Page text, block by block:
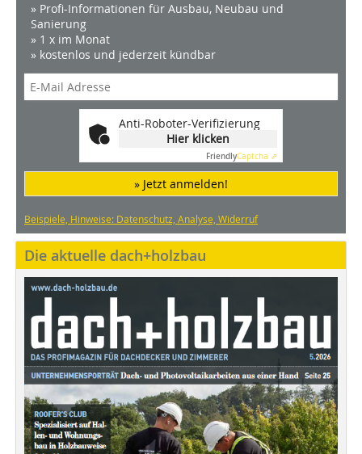
» Profi-Informationen für Ausbau, Neubau und
Sanierung
» 1 x im Monat
» kostenlos und jederzeit kündbar
Anti-Roboter-Verifizierung
Hier klicken
FriendlyCaptcha ⇗
» Jetzt anmelden!
Beispiele, Hinweise: Datenschutz, Analyse, Widerruf
Die aktuelle dach+holzbau